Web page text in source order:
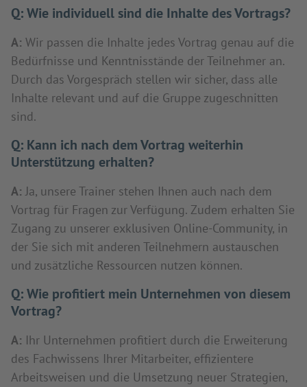
Q:Wie individuell sind die Inhalte des Vortrags?
A: Wir passen die Inhalte jedes Vortrag genau auf die
Bedürfnisse und Kenntnisstände der Teilnehmer an.
Durch das Vorgespräch stellen wir sicher, dass alle
Inhalte relevant und auf die Gruppe zugeschnitten
sind.
Q: Kann ich nach dem Vortrag weiterhin
Unterstützung erhalten?
A: Ja, unsere Trainer stehen Ihnen auch nach dem
Vortrag für Fragen zur Verfügung. Zudem erhalten Sie
Zugang zu unserer exklusiven Online-Community, in
der Sie sich mit anderen Teilnehmern austauschen
und zusätzliche Ressourcen nutzen können.
Q:Wie profitiert mein Unternehmen von diesem
Vortrag?
A: Ihr Unternehmen profitiert durch die Erweiterung
des Fachwissens Ihrer Mitarbeiter, effizientere
Arbeitsweisen und die Umsetzung neuer Strategien,